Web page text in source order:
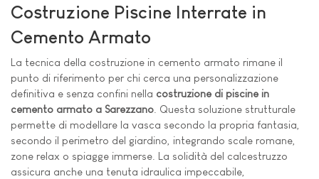
Costruzione Piscine Interrate in
Cemento Armato
La tecnica della costruzione in cemento armato rimane il
punto di riferimento per chi cerca una personalizzazione
definitiva e senza confini nella costruzione di piscine in
cemento armato a Sarezzano. Questa soluzione strutturale
permette di modellare la vasca secondo la propria fantasia,
secondo il perimetro del giardino, integrando scale romane,
zone relax o spiagge immerse. La solidità del calcestruzzo
assicura anche una tenuta idraulica impeccabile,